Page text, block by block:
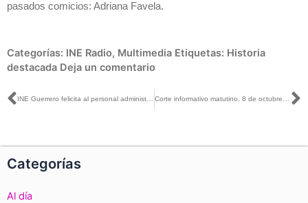
pasados comicios: Adriana Favela.
Categorías: INE Radio, Multimedia Etiquetas: Historia
destacada Deja un comentario
Ant
Categorías
Al día